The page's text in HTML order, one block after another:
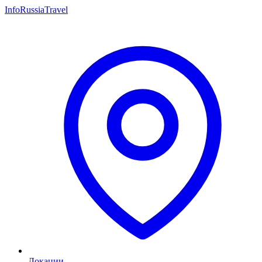
InfoRussiaTravel